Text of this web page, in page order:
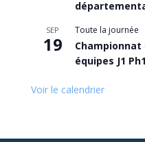
SEP
19
Toute la journée
équipes J1 Ph1
Voir le calendrier